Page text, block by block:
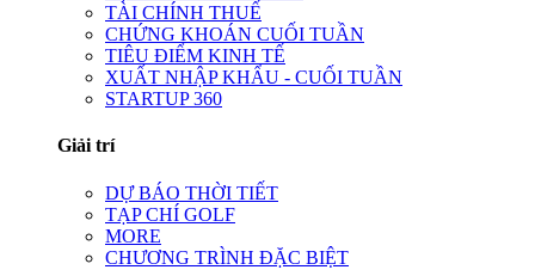
TÀI CHÍNH THUẾ
CHỨNG KHOÁN CUỐI TUẦN
TIÊU ĐIỂM KINH TẾ
XUẤT NHẬP KHẨU - CUỐI TUẦN
STARTUP 360
Giải trí
DỰ BÁO THỜI TIẾT
TẠP CHÍ GOLF
MORE
CHƯƠNG TRÌNH ĐẶC BIỆT